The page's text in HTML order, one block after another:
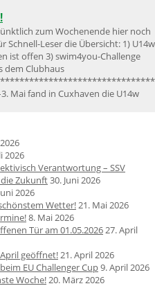
zum Wochenende hier noch
Schnell-Leser die Übersicht: 1) U14w
ist offen 3) swim4you-Challenge
dem Clubhaus
Mai fand in Cuxhaven die U14w
2026
Verantwortung – SSV
Zukunft30. Juni 2026
2026
Wetter!21. Mai 2026
8. Mai 2026
Tür am 01.05.202627. April
geöffnet!21. April 2026
EU Challenger Cup9. April 2026
Woche!20. März 2026